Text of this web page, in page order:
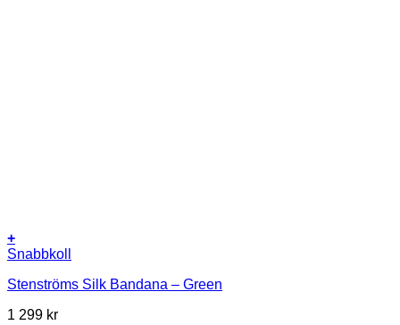
+
Snabbkoll
Stenströms Silk Bandana – Green
1 299 kr